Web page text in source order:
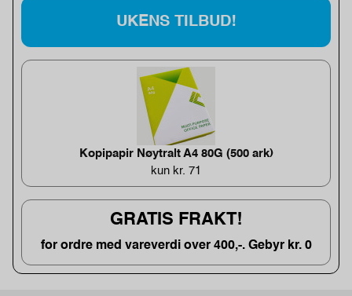
UKENS TILBUD!
Kopipapir Nøytralt A4 80G (500 ark)
kun kr. 71
GRATIS FRAKT!
for ordre med vareverdi over 400,-. Gebyr kr. 0